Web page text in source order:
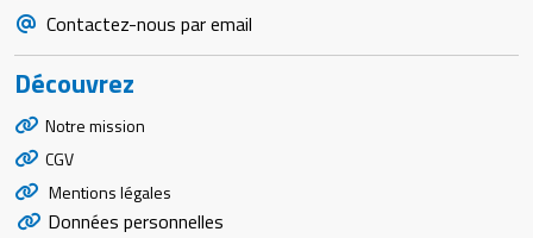
Contactez-nous par email
Découvrez
Notre mission
CGV
Mentions légales
Données personnelles